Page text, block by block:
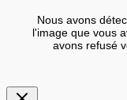
Nous avons
l'image que vous
avons refusé